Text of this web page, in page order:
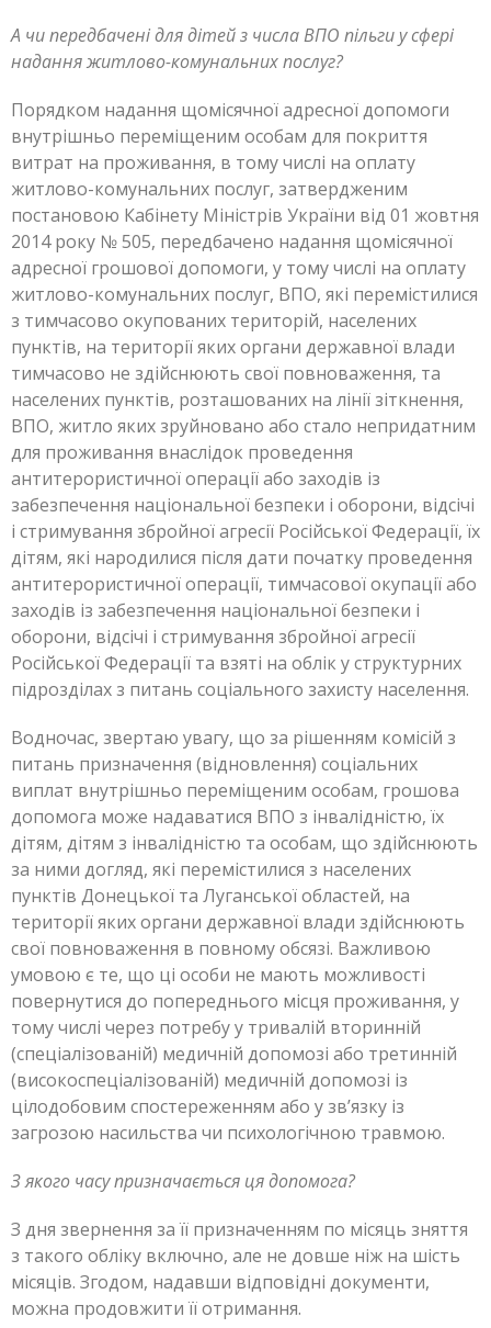
А чи передбачені для дітей з числа ВПО пільги у сфері
надання житлово-комунальних послуг?
Порядком надання щомісячної адресної допомоги
внутрішньо переміщеним особам для покриття
витрат на проживання, в тому числі на оплату
житлово-комунальних послуг, затвердженим
постановою Кабінету Міністрів України від 01 жовтня
2014 року № 505, передбачено надання щомісячної
адресної грошової допомоги, у тому числі на оплату
житлово-комунальних послуг, ВПО, які перемістилися
з тимчасово окупованих територій, населених
пунктів, на території яких органи державної влади
тимчасово не здійснюють свої повноваження, та
населених пунктів, розташованих на лінії зіткнення,
ВПО, житло яких зруйновано або стало непридатним
для проживання внаслідок проведення
антитерористичної операції або заходів із
забезпечення національної безпеки і оборони, відсічі
і стримування збройної агресії Російської Федерації, їх
дітям, які народилися після дати початку проведення
антитерористичної операції, тимчасової окупації або
заходів із забезпечення національної безпеки і
оборони, відсічі і стримування збройної агресії
Російської Федерації та взяті на облік у структурних
підрозділах з питань соціального захисту населення.
Водночас, звертаю увагу, що за рішенням комісій з
питань призначення (відновлення) соціальних
виплат внутрішньо переміщеним особам, грошова
допомога може надаватися ВПО з інвалідністю, їх
дітям, дітям з інвалідністю та особам, що здійснюють
за ними догляд, які перемістилися з населених
пунктів Донецької та Луганської областей, на
території яких органи державної влади здійснюють
свої повноваження в повному обсязі. Важливою
умовою є те, що ці особи не мають можливості
повернутися до попереднього місця проживання, у
тому числі через потребу у тривалій вторинній
(спеціалізованій) медичній допомозі або третинній
(високоспеціалізованій) медичній допомозі із
цілодобовим спостереженням або у зв’язку із
загрозою насильства чи психологічною травмою.
З якого часу призначається ця допомога?
З дня звернення за її призначенням по місяць зняття
з такого обліку включно, але не довше ніж на шість
місяців. Згодом, надавши відповідні документи,
можна продовжити її отримання.